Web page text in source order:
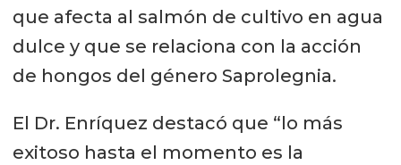
que afecta al salmón de cultivo en agua
dulce y que se relaciona con la acción
de hongos del género Saprolegnia.
El Dr. Enríquez destacó que “lo más
exitoso hasta el momento es la